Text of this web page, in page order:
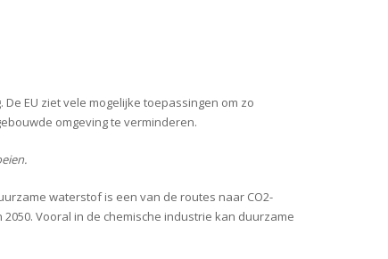
EU ziet vele mogelijke toepassingen om zo
omgeving te verminderen.
waterstof is een van de routes naar CO2-
Vooral in de chemische industrie kan duurzame